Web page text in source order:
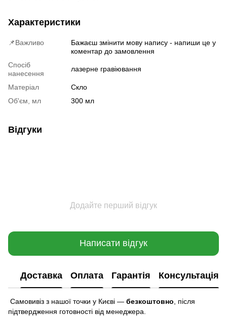
Характеристики
📌Важливо
Бажаєш змінити мову напису - напиши це у
коментар до замовлення
Спосіб
нанесення
лазерне гравіювання
Матеріал
Скло
Об'єм, мл
300 мл
Відгуки
Додайте перший відгук
Написати відгук
Доставка Оплата Гарантія Консультація
Самовивіз з нашої точки у Києві — безкоштовно
після
підтвердження готовності від менеджера.